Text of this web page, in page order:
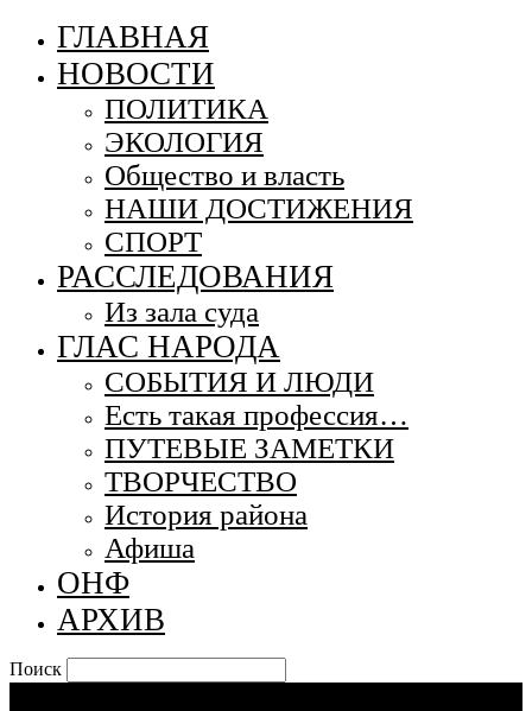
ГЛАВНАЯ
НОВОСТИ
ПОЛИТИКА
ЭКОЛОГИЯ
Общество и власть
НАШИ ДОСТИЖЕНИЯ
СПОРТ
РАССЛЕДОВАНИЯ
Из зала суда
ГЛАС НАРОДА
СОБЫТИЯ И ЛЮДИ
Есть такая профессия…
ПУТЕВЫЕ ЗАМЕТКИ
ТВОРЧЕСТВО
История района
Афиша
ОНФ
АРХИВ
Поиск